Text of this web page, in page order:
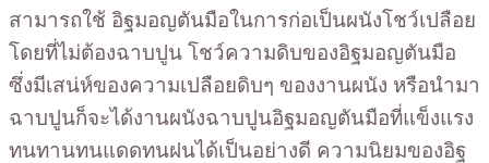
สามารถใช้ อิฐมอญตันมือในการก่อเป็นผนังโชว์เปลือย
โดยที่ไม่ต้องฉาบปูน โชว์ความดิบของอิฐมอญตันมือ
ซึ่งมีเสน่ห์ของความเปลือยดิบๆ ของงานผนัง หรือนำมา
ฉาบปูนก็จะได้งานผนังฉาบปูนอิฐมอญตันมือที่แข็งแรง
ทนทานทนแดดทนฝนได้เป็นอย่างดี ความนิยมของอิฐ